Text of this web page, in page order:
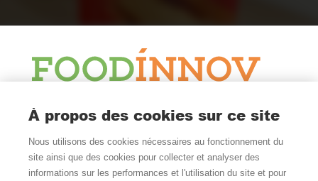
Le Blog
Actualité et veille
Nous Suivre
À propos des cookies sur ce site
Nous utilisons des cookies nécessaires au fonctionnement du
site ainsi que des cookies pour collecter et analyser des
informations sur les performances et l'utilisation du site et pour